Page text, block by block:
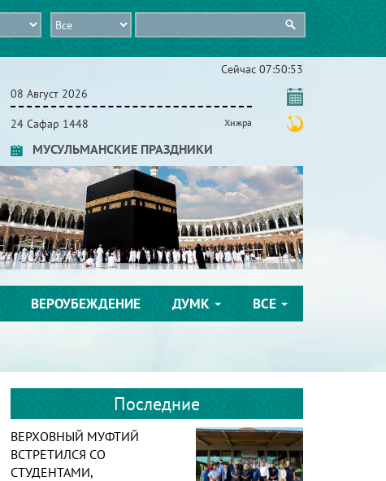
Сейчас 07:50:56
08 Август 2026
24 Сафар 1448 Хижра
МУСУЛЬМАНСКИЕ ПРАЗДНИКИ
ВЕРОУБЕЖДЕНИЕ ДУМК ВСЕ
Последние
ВЕРХОВНЫЙ МУФТИЙ
ВСТРЕТИЛСЯ СО
СТУДЕНТАМИ,